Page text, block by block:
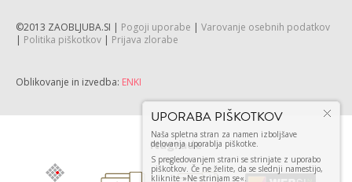
©2013 ZAOBLJUBA.SI | Pogoji uporabe | Varovanje osebnih podatkov
| Politika piškotkov | Prijava zlorabe
Oblikovanje in izvedba: ENKI
Nagrade